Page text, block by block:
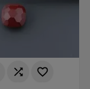
 